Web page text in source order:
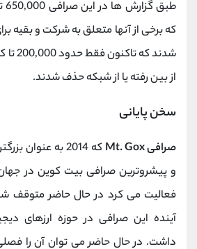
که برخی از آنها متعلق به شرکت و بقیه
شدند
از بین رفته یا از شبکه حذف شدند.
سخن پایانی
صرافی Mt. Gox
که 2014 به
فعالیت می کرد در حال حاضر متوقف
آینده این صرافی در حوزه ارزهای
داشت. در حال حاضر می توان آن را فصلی